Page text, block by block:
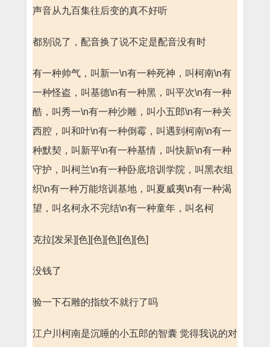
声音从九百集往后变的真不好听
都别说了，配音换了说不定是配音没有时
有一种帅气，叫新一\n有一种死神，叫柯南\n有
一种怪盗，叫基德\n有一种黑，叫平次\n有一种
酷，叫秀一\n有一种沙雕，叫小五郎\n有一种关
西腔，叫和叶\n有一种倒霉，叫遇到柯南\n有一
种默契，叫新平\n有一种基情，叫快新\n有一种
守护，叫柯兰\n有一种卧底培训学院，叫黑衣组
织\n有一种万能培训基地，叫夏威夷\n有一种渴
望，叫名柯永不完结\n有一种童年，叫名柯
克拉[发呆][色][色][色][色][色]
没钱了
验一下石雕的指纹不就行了吗
江户川柯南是沉睡的小五郎的智囊 觉得我说的对